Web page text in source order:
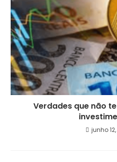
Verdades que não
junho